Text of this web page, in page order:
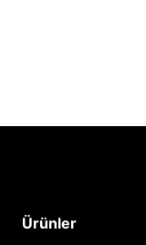
Ürünler